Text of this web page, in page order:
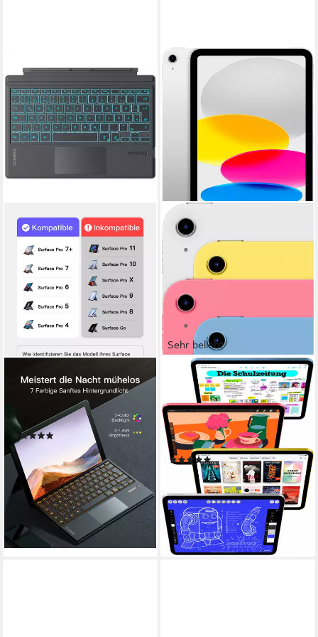
Surface Pro Tastatur, für
Surface Pro 7/7+/6/5/4, mit
Trackpad Tablet-Tastatur
56,69 € 99,99 €
-43%
lieferbar - in 4-5 Werktagen bei dir
Sehr beliebt
APPLE
11" iPad Wi-Fi (2025) Tablet
10,86 Zoll Bildschirmdiagonale
128 GB
Speichergröße
2360 x 1640 px
Bildschirmauflösung
Produktdatenblatt
(847)
ab 464,33 € UVP499,00 €
16,66 €mtl. in 36 Raten
-7%
lieferbar in 4 Wochen